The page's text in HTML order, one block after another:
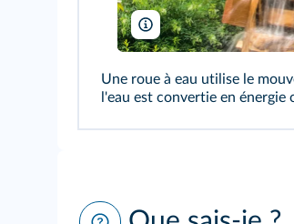
Milkovasa/Shutterstock
Une roue à eau utilise le
l'eau est convertie en énergie